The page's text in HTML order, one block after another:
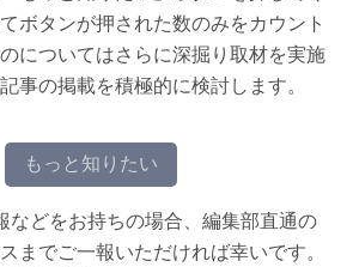
ボタンが押された数のみをカウント
についてはさらに深掘り取材を実施
事の掲載を積極的に検討します。
もっと知りたい
などをお持ちの場合、編集部直通の
までご一報いただければ幸いです。